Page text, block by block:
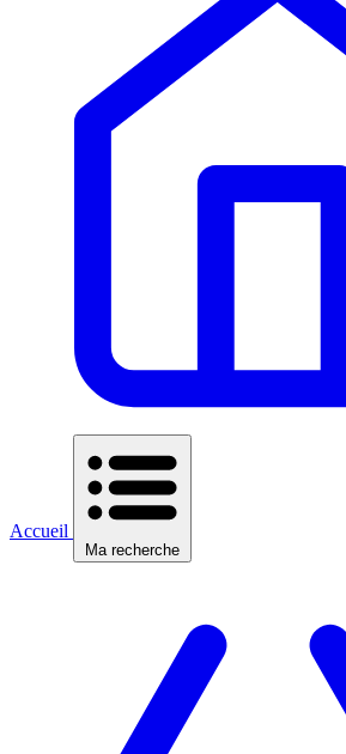
Accueil
Ma recherche